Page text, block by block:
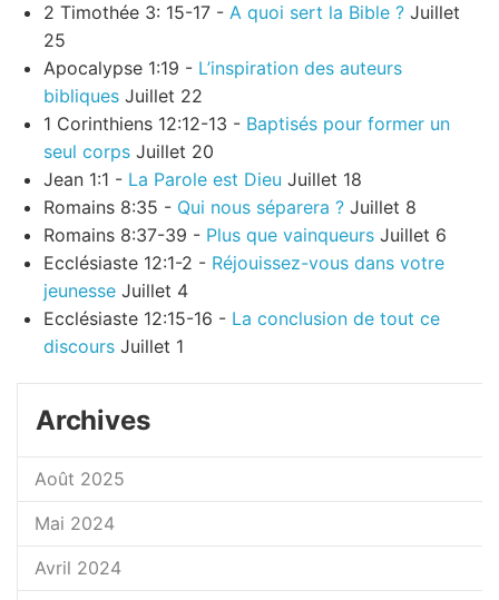
2 Timothée 3: 15-17 - A quoi sert la Bible ? Juillet
25
Apocalypse 1:19 - L’inspiration des auteurs
bibliques Juillet 22
1 Corinthiens 12:12-13 - Baptisés pour former un
seul corps Juillet 20
Jean 1:1 - La Parole est Dieu Juillet 18
Romains 8:35 - Qui nous séparera ? Juillet 8
Romains 8:37-39 - Plus que vainqueurs Juillet 6
Ecclésiaste 12:1-2 - Réjouissez-vous dans votre
jeunesse Juillet 4
Ecclésiaste 12:15-16 - La conclusion de tout ce
discours Juillet 1
Archives
Août 2025
Mai 2024
Avril 2024